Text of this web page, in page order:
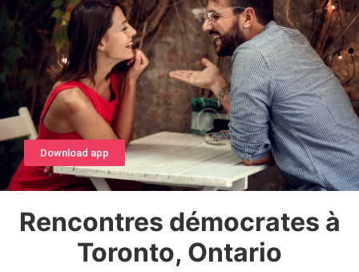
Download app
Rencontres démocrates à
Toronto, Ontario